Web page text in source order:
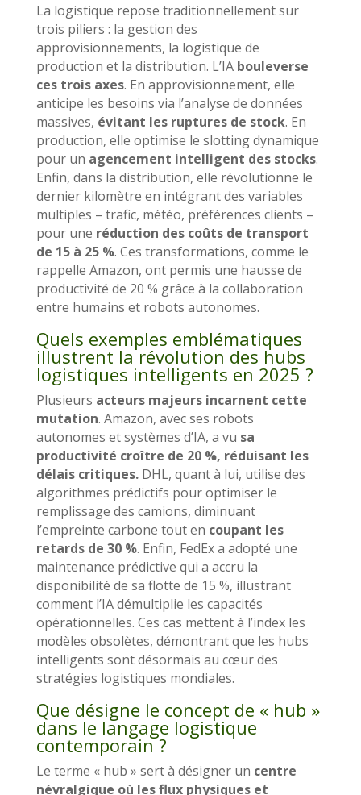
La logistique repose traditionnellement sur
trois piliers : la gestion des
approvisionnements, la logistique de
production et la distribution. L’IA bouleverse
ces trois axes. En approvisionnement, elle
anticipe les besoins via l’analyse de données
massives, évitant les ruptures de stock. En
production, elle optimise le slotting dynamique
pour un agencement intelligent des stocks.
Enfin, dans la distribution, elle révolutionne le
dernier kilomètre en intégrant des variables
multiples – trafic, météo, préférences clients –
pour une réduction des coûts de transport
de 15 à 25 %. Ces transformations, comme le
rappelle Amazon, ont permis une hausse de
productivité de 20 % grâce à la collaboration
entre humains et robots autonomes.
Quels exemples emblématiques
illustrent la révolution des hubs
logistiques intelligents en 2025 ?
Plusieurs acteurs majeurs incarnent cette
mutation. Amazon, avec ses robots
autonomes et systèmes d’IA, a vu sa
productivité croître de 20 %, réduisant les
délais critiques.DHL, quant à lui, utilise des
algorithmes prédictifs pour optimiser le
remplissage des camions, diminuant
l’empreinte carbone tout en coupant les
retards de 30 %. Enfin, FedEx a adopté une
maintenance prédictive qui a accru la
disponibilité de sa flotte de 15 %, illustrant
comment l’IA démultiplie les capacités
opérationnelles. Ces cas mettent à l’index les
modèles obsolètes, démontrant que les hubs
intelligents sont désormais au cœur des
stratégies logistiques mondiales.
Que désigne le concept de « hub »
dans le langage logistique
contemporain ?
Le terme « hub » sert à désigner un centre
névralgique où les flux physiques et